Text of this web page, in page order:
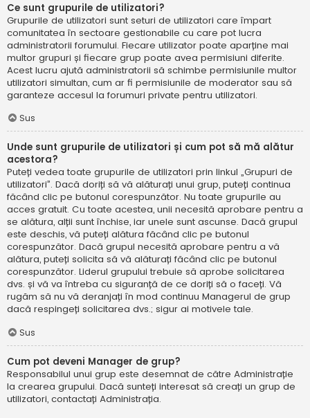
Ce sunt grupurile de utilizatori?
Grupurile de utilizatori sunt seturi de utilizatori care împart
comunitatea în sectoare gestionabile cu care pot lucra
administratorii forumului. Fiecare utilizator poate aparține mai
multor grupuri și fiecare grup poate avea permisiuni diferite.
Acest lucru ajută administratorii să schimbe permisiunile multor
utilizatori simultan, cum ar fi permisiunile de moderator sau să
garanteze accesul la forumuri private pentru utilizatori.
Sus
Unde sunt grupurile de utilizatori și cum pot să mă alătur
acestora?
Puteți vedea toate grupurile de utilizatori prin linkul „Grupuri de
utilizatori”. Dacă doriți să vă alăturați unui grup, puteți continua
făcând clic pe butonul corespunzător. Nu toate grupurile au
acces gratuit. Cu toate acestea, unii necesită aprobare pentru a
se alătura, alții sunt închise, iar unele sunt ascunse. Dacă grupul
este deschis, vă puteți alătura făcând clic pe butonul
corespunzător. Dacă grupul necesită aprobare pentru a vă
alătura, puteți solicita să vă alăturați făcând clic pe butonul
corespunzător. Liderul grupului trebuie să aprobe solicitarea
dvs. și vă va întreba cu siguranță de ce doriți să o faceți. Vă
rugăm să nu vă deranjați în mod continuu Managerul de grup
dacă respingeți solicitarea dvs.; sigur ai motivele tale.
Sus
Cum pot deveni Manager de grup?
Responsabilul unui grup este desemnat de către Administrație
la crearea grupului. Dacă sunteți interesat să creați un grup de
utilizatori, contactați Administrația.